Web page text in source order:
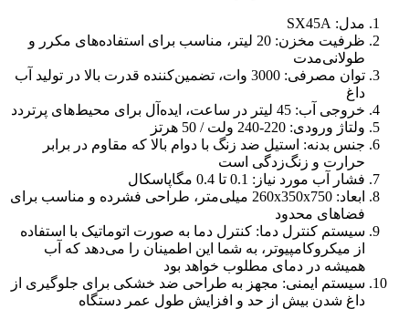
مدل: SX45A
ظرفیت مخزن: 20 لیتر، مناسب برای استفاده‌های مکرر و
طولانی‌مدت
توان مصرفی: 3000 وات، تضمین‌کننده قدرت بالا در تولید آب
داغ
خروجی آب: 45 لیتر در ساعت، ایده‌آل برای محیط‌های پرتردد
ولتاژ ورودی: 220-240 ولت / 50 هرتز
جنس بدنه: استیل ضد زنگ با دوام بالا که مقاوم در برابر
حرارت و زنگ‌زدگی است
فشار آب مورد نیاز: 0.1 تا 0.4 مگاپاسکال
ابعاد: 260x350x750 میلی‌متر، طراحی فشرده و مناسب برای
فضاهای محدود
سیستم کنترل دما: کنترل دما به صورت اتوماتیک با استفاده
از میکروکامپیوتر، به شما این اطمینان را می‌دهد که آب
همیشه در دمای مطلوب خواهد بود
سیستم ایمنی: مجهز به طراحی ضد خشکی برای جلوگیری از
داغ شدن بیش از حد و افزایش طول عمر دستگاه